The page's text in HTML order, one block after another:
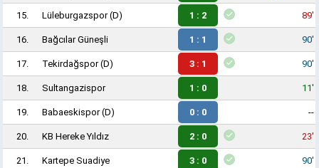
15. Lüleburgazspor(D) 1 : 2 89'
16. Bağcılar Güneşli 1 : 1 90'
17. Tekirdağspor(D) 3 : 1 90'
18. Sultangazispor 1 : 0 11'
19. Babaeskispor(D) 0 : 0 --
20. KB Hereke Yıldız 2 : 0 23'
21. Kartepe Suadiye 3 : 0 90'